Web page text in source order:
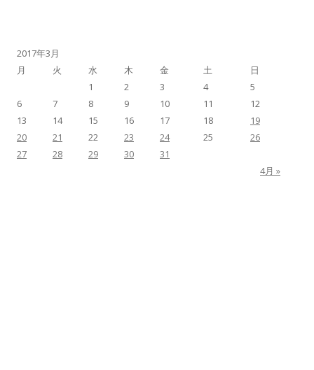
2017年3月
月
火 水 木 金 土 日
4月 »
1 2 3 4
5
6
7 8 9 10 11
12
13
14 15 16 17 18
19
20
21 22 23 24 25
26
27
28 29 30 31